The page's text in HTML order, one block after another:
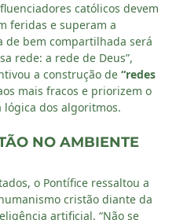
católicos devem
feridas e superam a
de bem compartilhada será
rede: a rede de Deus”,
a construção de “redes
mais fracos e priorizem o
dos algoritmos.
NO AMBIENTE
o Pontífice ressaltou a
cristão diante da
artificial. “Não se